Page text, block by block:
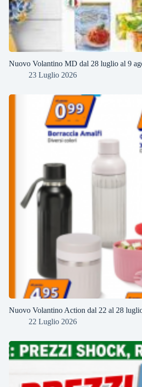
Nuovo Volantino MD dal 28 luglio al 9
23 Luglio 2026
Nuovo Volantino Action dal 22 al 28
22 Luglio 2026